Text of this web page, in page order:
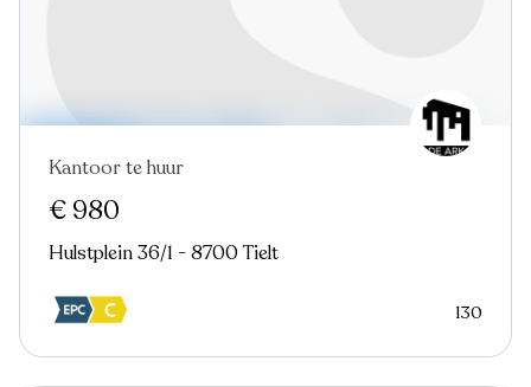
Nieuw
Kantoor te huur
€ 980
Hulstplein 36/1 - 8700 Tielt
130